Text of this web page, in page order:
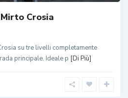
Crosia
su tre livelli completamente
principale. Ideale p [Di Più]